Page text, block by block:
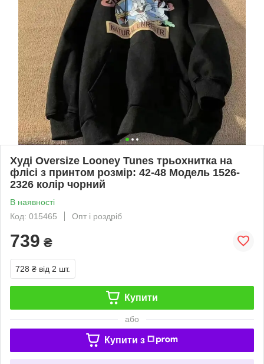
Худі Oversize Looney Tunes трьохнитка на
флісі з принтом розмір: 42-48 Модель 1526-
2326 колір чорний
В наявності
Код: 015465
Опт і роздріб
739 ₴
728 ₴ від 2 шт.
Купити
або
Купити з